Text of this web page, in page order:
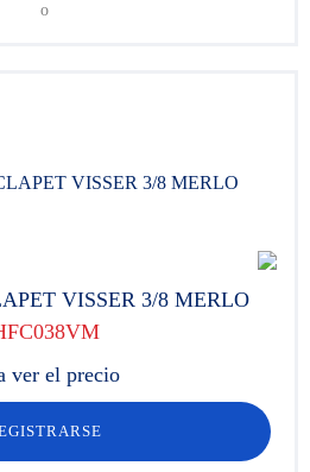
o
VISSER 3/8 MERLO
ver el precio